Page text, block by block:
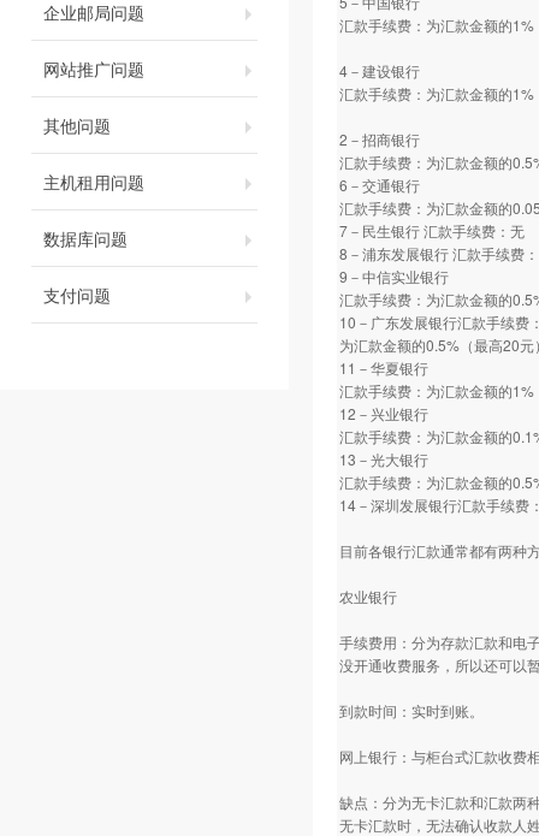
企业邮局问题
网站推广问题
其他问题
主机租用问题
数据库问题
支付问题
汇款手续费：为汇款金额的
4－建设银行
汇款手续费：为汇款金额的
2－招商银行
汇款手续费：为汇款金额的
6－交通银行
汇款手续费：为汇款金额的
7－民生银行 汇款手续费：无
8－浦东发展银行 汇款手续费
9－中信实业银行
汇款手续费：为汇款金额的
10－广东发展银行汇款手续费
为汇款金额的0.5%（最高20元
11－华夏银行
汇款手续费：为汇款金额的
12－兴业银行
汇款手续费：为汇款金额的
13－光大银行
汇款手续费：为汇款金额的
14－深圳发展银行汇款手续费
目前各银行汇款通常都有两种
农业银行
手续费用：分为存款汇款和电
没开通收费服务，所以还可以
到款时间：实时到账。
网上银行：与柜台式汇款收费
缺点：分为无卡汇款和汇款两
无卡汇款时，无法确认收款人